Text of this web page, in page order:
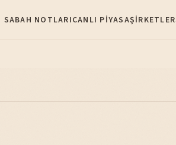
SABAH NOTLARICANLI PIYASAŞIRKETLER